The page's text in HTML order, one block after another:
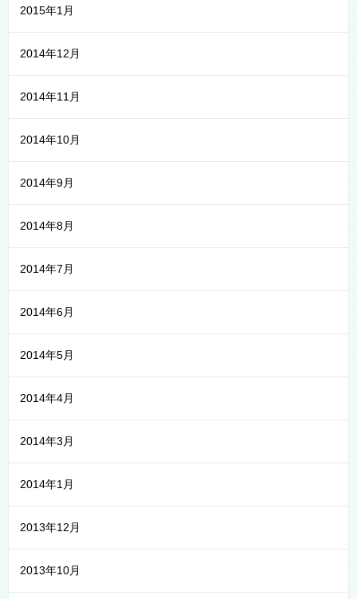
2015年1月
2014年12月
2014年11月
2014年10月
2014年9月
2014年8月
2014年7月
2014年6月
2014年5月
2014年4月
2014年3月
2014年1月
2013年12月
2013年10月